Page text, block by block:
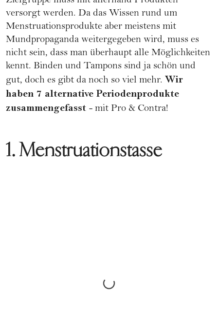
versorgt werden. Da das Wissen rund um
Menstruationsprodukte aber meistens mit
Mundpropaganda weitergegeben wird, muss es
nicht sein, dass man überhaupt alle Möglichkeiten
kennt. Binden und Tampons sind ja schön und
gut, doch es gibt da noch so viel mehr. Wir
haben 7 alternative Periodenprodukte
zusammengefasst - mit Pro & Contra!
1. Menstruationstasse